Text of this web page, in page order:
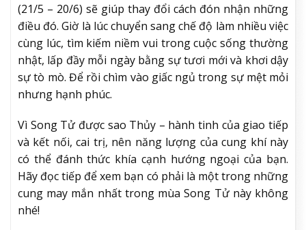
(21/5 – 20/6) sẽ giúp thay đổi cách đón nhận những
điều đó. Giờ là lúc chuyển sang chế độ làm nhiều việc
cùng lúc, tìm kiếm niềm vui trong cuộc sống thường
nhật, lấp đầy mỗi ngày bằng sự tươi mới và khơi dậy
sự tò mò. Để rồi chìm vào giấc ngủ trong sự mệt mỏi
nhưng hạnh phúc.
Vì Song Tử được sao Thủy – hành tinh của giao tiếp
và kết nối, cai trị, nên năng lượng của cung khí này
có thể đánh thức khía cạnh hướng ngoại của bạn.
Hãy đọc tiếp để xem bạn có phải là một trong những
cung may mắn nhất trong mùa Song Tử này không
nhé!